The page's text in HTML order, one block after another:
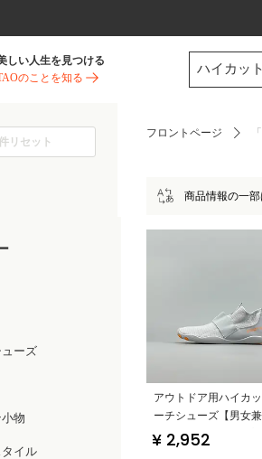
OFF! |ファッショ
しい人生を見つける
のことを知る
ハイカッ
リセット
ーズ
物
イル
フロントページ
商品情報の一
アウトドア用ハイカ
ーチシューズ【男女兼
防滑・速乾・川遊び
¥ 2,952